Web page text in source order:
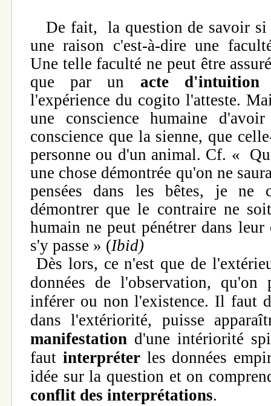
De fait, la question de savoir si
une raison c'est-à-dire une
Une telle faculté ne peut être
que par un acte d'intuition
l'expérience du cogito l'atteste.
une conscience humaine
conscience que la sienne, que
personne ou d'un animal. Cf. «
une chose démontrée qu'on ne
pensées dans les bêtes, je ne
démontrer que le contraire ne
humain ne peut pénétrer dans
s'y passe » (Ibid)
Dès lors, ce n'est que de
données de l'observation,
inférer ou non l'existence. Il faut
dans l'extériorité, puisse
manifestation d'une intériorité
faut interpréter les données
idée sur la question et on
conflit des interprétations.